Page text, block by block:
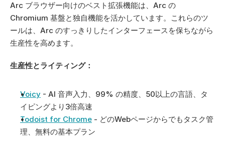
Arc ブラウザー向けのベスト拡張機能は、Arc の
Chromium 基盤と独自機能を活かしています。これらのツ
ールは、Arc のすっきりしたインターフェースを保ちながら
生産性を高めます。
生産性とライティング：
Voicy - AI 音声入力、99% の精度、50以上の言語、タ
イピングより3倍高速
Todoist for Chrome - どのWebページからでもタスク管
理、無料の基本プラン